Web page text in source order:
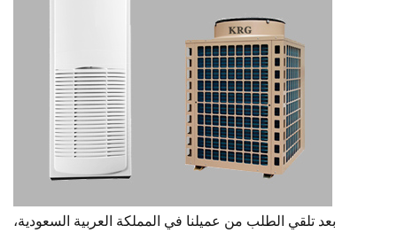
بعد تلقي الطلب من عميلنا في المملكة العربية السعودية،